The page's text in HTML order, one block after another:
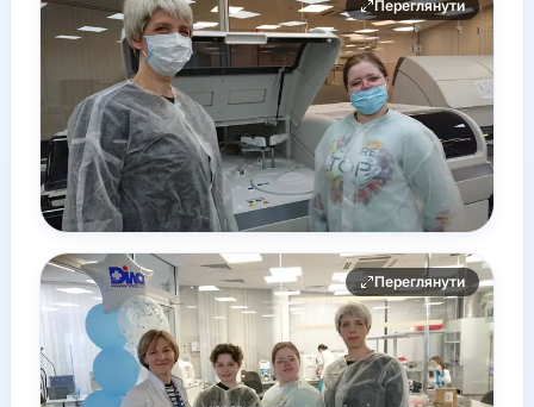
Переглянути
Переглянути